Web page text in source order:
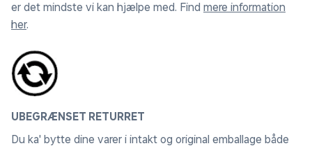
er det mindste vi kan hjælpe med. Find mere information
her.
UBEGRÆNSET RETURRET
Du ka' bytte dine varer i intakt og original emballage både